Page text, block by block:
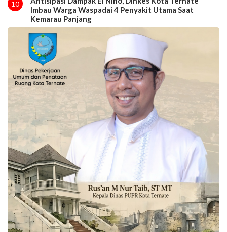
10
Imbau Warga Waspadai 4 Penyakit Utama Saat
Kemarau Panjang